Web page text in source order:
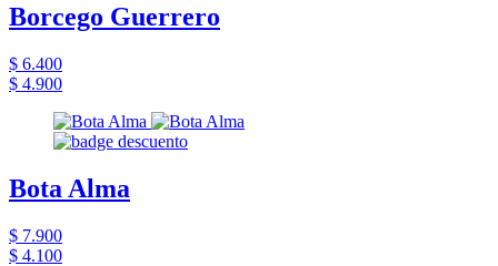
Borcego Guerrero
$ 6.400
$ 4.900
Bota Alma
$ 7.900
$ 4.100